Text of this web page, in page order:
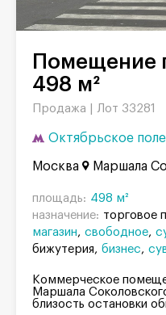
Помещение под сувениры,
498 м²
Продажа | Лот 33281
Октябрьское поле
Москва Маршала
площадь: 498 м²
назначение: торговое
магазин
свободное
бижутерия
бизнес
Коммерческое
Маршала
близость остановки